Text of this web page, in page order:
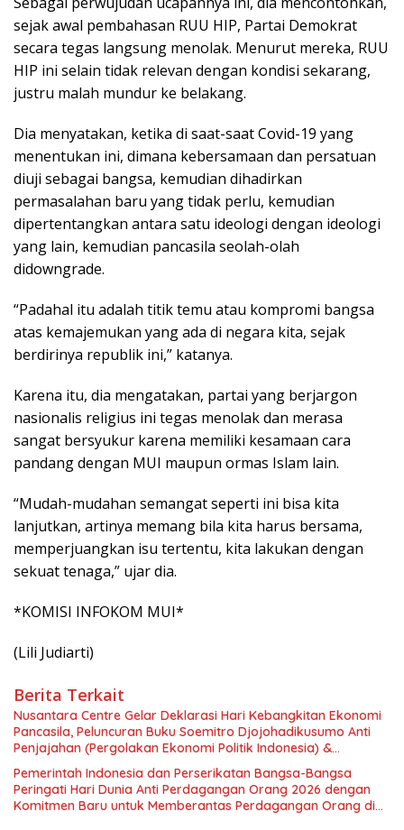
sejak awal pembahasan RUU HIP, Partai Demokrat
secara tegas langsung menolak. Menurut mereka, RUU
HIP ini selain tidak relevan dengan kondisi sekarang,
justru malah mundur ke belakang.
Dia menyatakan, ketika di saat-saat Covid-19 yang
menentukan ini, dimana kebersamaan dan persatuan
diuji sebagai bangsa, kemudian dihadirkan
permasalahan baru yang tidak perlu, kemudian
dipertentangkan antara satu ideologi dengan ideologi
yang lain, kemudian pancasila seolah-olah
didowngrade.
“Padahal itu adalah titik temu atau kompromi bangsa
atas kemajemukan yang ada di negara kita, sejak
berdirinya republik ini,” katanya.
Karena itu, dia mengatakan, partai yang berjargon
nasionalis religius ini tegas menolak dan merasa
sangat bersyukur karena memiliki kesamaan cara
pandang dengan MUI maupun ormas Islam lain.
“Mudah-mudahan semangat seperti ini bisa kita
lanjutkan, artinya memang bila kita harus bersama,
memperjuangkan isu tertentu, kita lakukan dengan
sekuat tenaga,” ujar dia.
*KOMISI INFOKOM MUI*
(Lili Judiarti)
Berita Terkait
Nusantara Centre Gelar Deklarasi Hari Kebangkitan Ekonomi
Pancasila, Peluncuran Buku Soemitro Djojohadikusumo Anti
Penjajahan (Pergolakan Ekonomi Politik Indonesia) &
Simposium Nasional “Urgensi Undang-Undang Perekonomian
Nasional dan Kesejahteraan Sosial dalam Menata Bangsa
Menuju Indonesia Emas 2045”,
Pemerintah Indonesia dan Perserikatan Bangsa-Bangsa
Peringati Hari Dunia Anti Perdagangan Orang 2026 dengan
Komitmen Baru untuk Memberantas Perdagangan Orang di